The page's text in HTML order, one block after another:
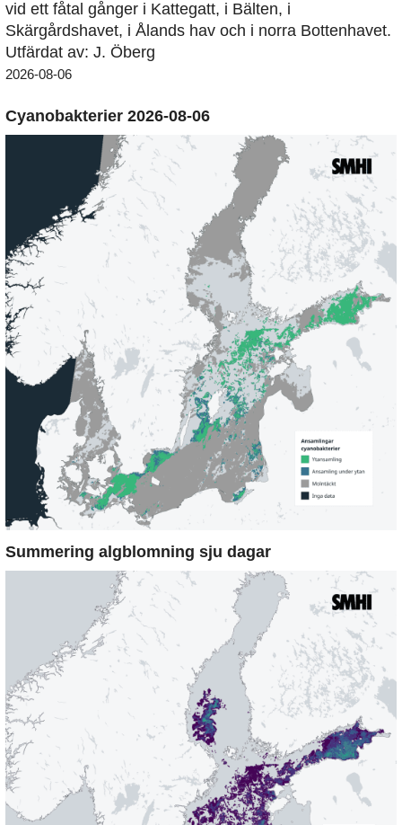
vid ett fåtal gånger i Kattegatt, i Bälten, i
Skärgårdshavet, i Ålands hav och i norra Bottenhavet.
Utfärdat av: J. Öberg
2026-08-06
Cyanobakterier 2026-08-06
Summering algblomning sju dagar